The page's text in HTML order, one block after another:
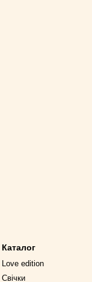
Каталог
Love edition
Cвічки